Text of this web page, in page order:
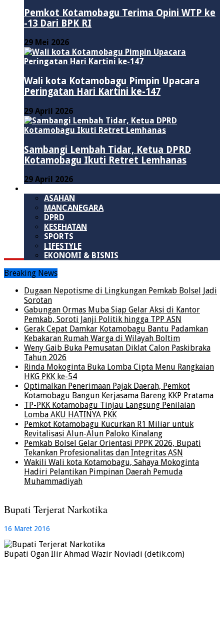
Pemkot Kotamobagu Terima Opini WTP ke
-13 Dari BPK RI
29 Mei 2026
Wali kota Kotamobagu Pimpin Upacara
Peringatan Hari Kartini ke-147
29 April 2026
Sambangi Lembah Tidar, Ketua DPRD
Kotamobagu Ikuti Retret Lemhanas
29 April 2026
ASAHAN
MANCANEGARA
DPRD
KESEHATAN
SPORTS
LIFESTYLE
EKONOMI & BISNIS
Breaking News
Dugaan Nepotisme di Lingkungan Pemkab Bolsel Jadi
Sorotan
Gabungan Ormas Muba Siap Gelar Aksi di Kantor
Pemkab, Soroti Janji Politik hingga TPP ASN
Gerak Cepat Damkar Kotamobagu Bantu Padamkan
Kebakaran Rumah Warga di Wilayah Boltim
Weny Gaib Buka Pemusatan Diklat Calon Paskibraka
Tahun 2026
Rinda Mokoginta Buka Lomba Cipta Menu Rangkaian
HKG PKK ke-54
Optimalkan Penerimaan Pajak Daerah, Pemkot
Kotamobagu Bangun Kerjasama Bareng KKP Pratama
TP-PKK Kotamobagu Tinjau Langsung Penilaian
Lomba AKU HATINYA PKK
Pemkot Kotamobagu Kucurkan R1 Miliar untuk
Revitalisasi Alun-Alun Paloko Kinalang
Pemkab Bolsel Gelar Orientasi PPPK 2026, Bupati
Tekankan Profesionalitas dan Integritas ASN
Wakili Wali kota Kotamobagu, Sahaya Mokoginta
Hadiri Pelantikan Pimpinan Daerah Pemuda
Muhammadiyah
Bupati Terjerat Narkotika
16 Maret 2016
Bupati Ogan Ilir Ahmad Wazir Noviadi (detik.com)